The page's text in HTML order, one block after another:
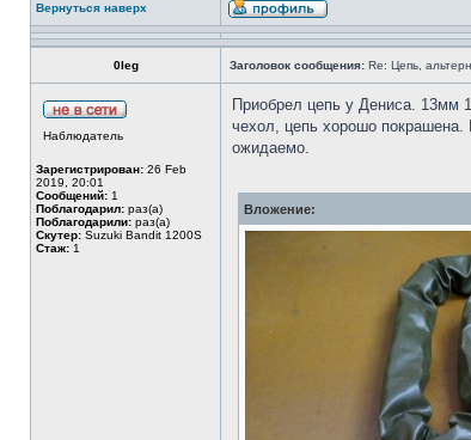
Вернуться наверх
0leg Заголовок сообщения: Re: Цепь,
Наблюдатель
Зарегистрирован: 26 Feb
2019, 20:01
Сообщений: 1
Поблагодарил: раз(а)
Поблагодарили: раз(а)
Скутер: Suzuki Bandit 1200S
Стаж: 1
Приобрел цепь у Дениса. 13мм
чехол, цепь хорошо покрашена.
ожидаемо.
Вложение: